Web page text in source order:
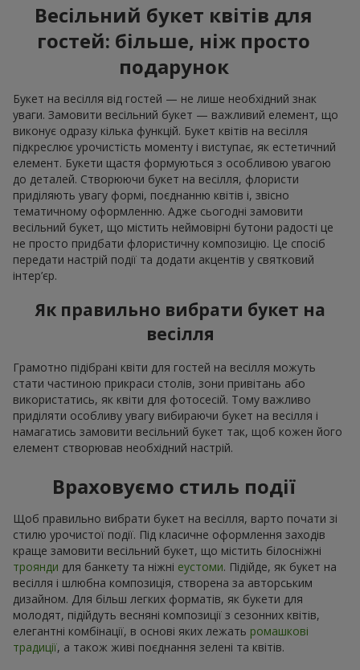
Весільний букет квітів для
гостей: більше, ніж просто
подарунок
Букет на весілля від гостей — не лише необхідний знак
уваги. Замовити весільний букет — важливий елемент, що
виконує одразу кілька функцій. Букет квітів на весілля
підкреслює урочистість моменту і виступає, як естетичний
елемент. Букети щастя формуються з особливою увагою
до деталей. Створюючи букет на весілля, флористи
приділяють увагу формі, поєднанню квітів і, звісно
тематичному оформленню. Адже сьогодні замовити
весільний букет, що містить неймовірні бутони радості це
не просто придбати флористичну композицію. Це спосіб
передати настрій події та додати акцентів у святковий
інтер’єр.
Як правильно вибрати букет на
весілля
Грамотно підібрані квіти для гостей на весілля можуть
стати частиною прикраси столів, зони привітань або
використатись, як квіти для фотосесій. Тому важливо
приділяти особливу увагу вибираючи букет на весілля і
намагатись замовити весільний букет так, щоб кожен його
елемент створював необхідний настрій.
Враховуємо стиль події
Щоб правильно вибрати букет на весілля, варто почати зі
стилю урочистої події. Під класичне оформлення заходів
краще замовити весільний букет, що містить білосніжні
троянди для банкету та ніжні еустоми. Підійде, як букет на
весілля і шлюбна композиція, створена за авторським
дизайном. Для більш легких форматів, як букети для
молодят, підійдуть весняні композиції з сезонних квітів,
елегантні комбінації, в основі яких лежать ромашкові
традиції, а також живі поєднання зелені та квітів.